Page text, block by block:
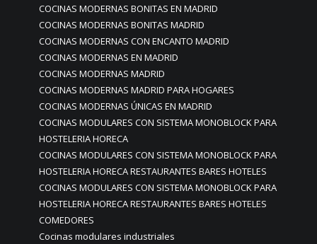
COCINAS MODERNAS BONITAS EN MADRID
COCINAS MODERNAS BONITAS MADRID
COCINAS MODERNAS CON ENCANTO MADRID
COCINAS MODERNAS EN MADRID
COCINAS MODERNAS MADRID
COCINAS MODERNAS MADRID PARA HOGARES
COCINAS MODERNAS ÚNICAS EN MADRID
COCINAS MODULARES CON SISTEMA MONOBLOCK PARA
HOSTELERIA HORECA
COCINAS MODULARES CON SISTEMA MONOBLOCK PARA
HOSTELERIA HORECA RESTAURANTES BARES HOTELES
COCINAS MODULARES CON SISTEMA MONOBLOCK PARA
HOSTELERIA HORECA RESTAURANTES BARES HOTELES
COMEDORES
Cocinas modulares industriales